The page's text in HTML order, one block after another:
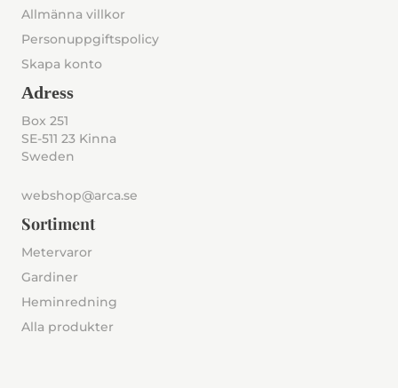
Allmänna villkor
Personuppgiftspolicy
Skapa konto
Adress
Box 251
SE-511 23 Kinna
Sweden
webshop@arca.se
Sortiment
Metervaror
Gardiner
Heminredning
Alla produkter